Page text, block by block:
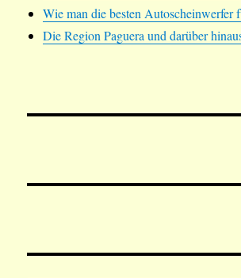
Wie man die besten
Die Region Paguera und darüber